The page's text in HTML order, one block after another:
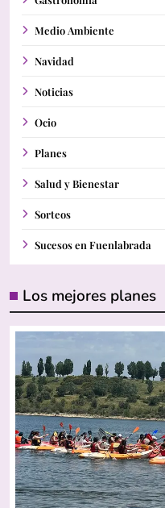
Medio Ambiente
Navidad
Noticias
Ocio
Planes
Salud y Bienestar
Sorteos
Sucesos en Fuenlabrada
Los mejores planes